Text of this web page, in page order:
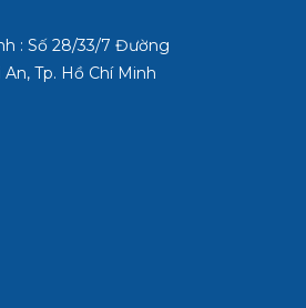
: Số 28/33/7 Đường
Tp. Hồ Chí Minh